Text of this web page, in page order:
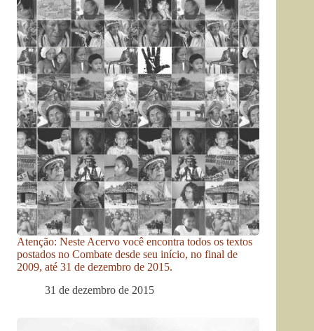
Atenção: Neste Acervo você encontra todos os textos
postados no Combate desde seu início, no final de
2009, até 31 de dezembro de 2015.
31 de dezembro de 2015